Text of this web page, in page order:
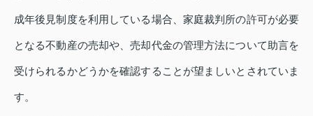
成年後見制度を利用している場合、家庭裁判所の許可が必要
となる不動産の売却や、売却代金の管理方法について助言を
受けられるかどうかを確認することが望ましいとされていま
す。